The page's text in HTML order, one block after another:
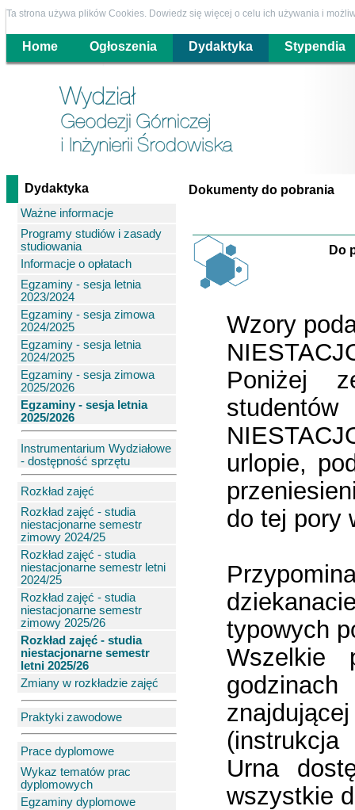
Ta strona używa plików Cookies. Dowiedz się więcej o celu ich używania i
Home Ogłoszenia Dydaktyka Stypendia
Dydaktyka
Ważne informacje
Programy studiów i zasady
studiowania
Informacje o opłatach
Egzaminy - sesja letnia
2023/2024
Egzaminy - sesja zimowa
2024/2025
Egzaminy - sesja letnia
2024/2025
Egzaminy - sesja zimowa
2025/2026
Egzaminy - sesja letnia
2025/2026
Instrumentarium Wydziałowe
- dostępność sprzętu
Rozkład zajęć
Rozkład zajęć - studia
niestacjonarne semestr
zimowy 2024/25
Rozkład zajęć - studia
niestacjonarne semestr letni
2024/25
Rozkład zajęć - studia
niestacjonarne semestr
zimowy 2025/26
Rozkład zajęć - studia
niestacjonarne semestr
letni 2025/26
Zmiany w rozkładzie zajęć
Praktyki zawodowe
Prace dyplomowe
Wykaz tematów prac
dyplomowych
Egzaminy dyplomowe
Dokumenty do pobrania
Do
Wzory
Poniżej
urlopie,
do tej pory
typowych
Wszelkie
Urna
wszystkie